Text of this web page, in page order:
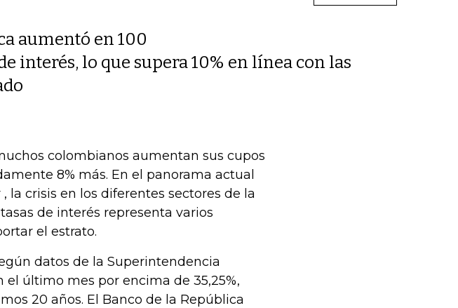
aumentó en 100
interés, lo que supera 10% en línea con las
colombianos aumentan sus cupos
8% más. En el panorama actual
la crisis en los diferentes sectores de la
de interés representa varios
el estrato.
datos de la Superintendencia
el último mes por encima de 35,25%,
20 años. El Banco de la República